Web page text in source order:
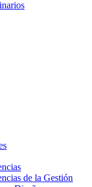
de la Gestión